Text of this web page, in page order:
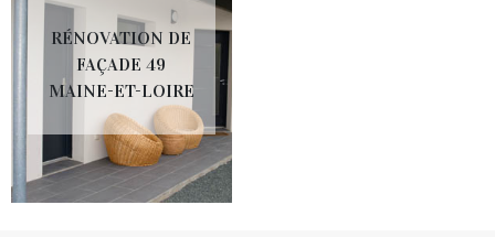
RÉNOVATION DE
FAÇADE 49
MAINE-ET-LOIRE